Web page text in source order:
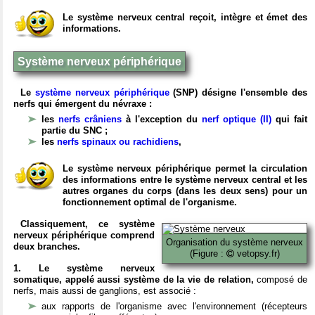
Le système nerveux central reçoit, intègre et émet des
informations.
Système nerveux périphérique
Le système nerveux périphérique(SNP) désigne l'ensemble des
nerfs qui émergent du névraxe :
les nerfs crâniens à l'exception du nerf optique (II) qui fait
partie du SNC ;
les nerfs spinaux ou rachidiens,
Le système nerveux périphérique permet la circulation
des informations entre le système nerveux central et les
autres organes du corps (dans les deux sens) pour un
fonctionnement optimal de l'organisme.
Organisation du système nerveux
(Figure :
vetopsy.fr)
Classiquement, ce système
nerveux périphérique comprend
deux branches.
1. Le système nerveux
somatique, appelé aussi système de la vie de relation, composé de
nerfs, mais aussi de ganglions, est associé :
aux rapports de l'organisme avec l'environnement (récepteurs